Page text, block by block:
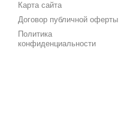
Карта сайта
Договор публичной оферты
Политика
конфиденциальности